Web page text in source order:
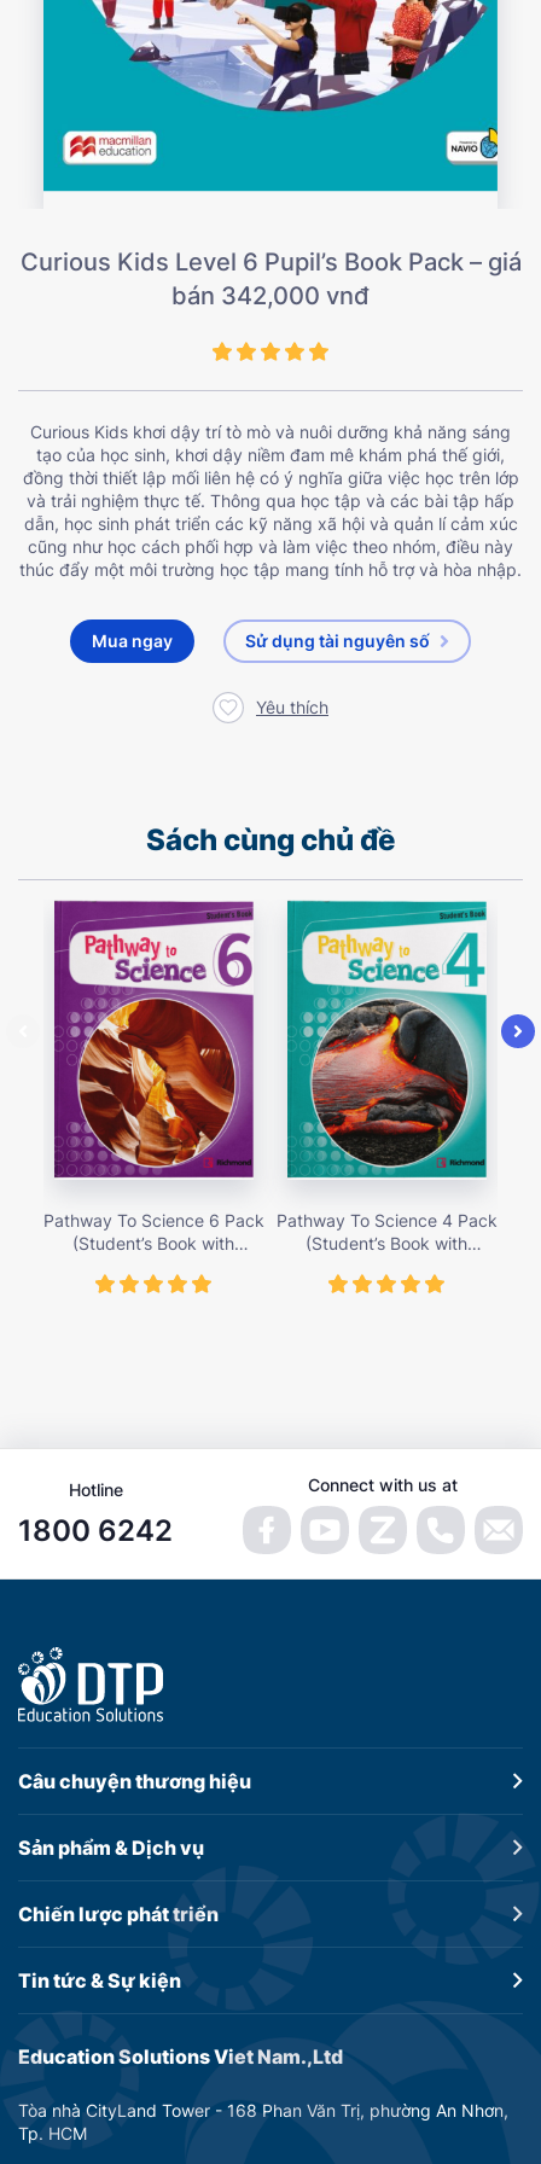
Curious Kids Level 6 Pupil’s Book Pack – giá
bán 342,000 vnđ
Curious Kids khơi dậy trí tò mò và nuôi dưỡng khả năng sáng
tạo của học sinh, khơi dậy niềm đam mê khám phá thế giới,
đồng thời thiết lập mối liên hệ có ý nghĩa giữa việc học trên lớp
và trải nghiệm thực tế. Thông qua học tập và các bài tập hấp
dẫn, học sinh phát triển các kỹ năng xã hội và quản lí cảm xúc
cũng như học cách phối hợp và làm việc theo nhóm, điều này
thúc đẩy một môi trường học tập mang tính hỗ trợ và hòa nhập.
Mua ngay Sử dụng tài nguyên số
Yêu thích
Sách cùng chủ đề
Pathway To Science 6 Pack
(Student’s Book with
419,000 vnđ
Pathway To Science 4 Pack
(Student’s Book with
419,000 vnđ
Hotline
1800 6242
Connect with us at
Education Solutions Viet Nam.,Ltd
Tòa nhà CityLand Tower - 168 Phan Văn Trị, phường An Nhơn,
Tp. HCM
Câu chuyệnthương hiệu
Sản phẩm &Dịch vụ
Chiến lược phát triển
Tin tức &Sự kiện